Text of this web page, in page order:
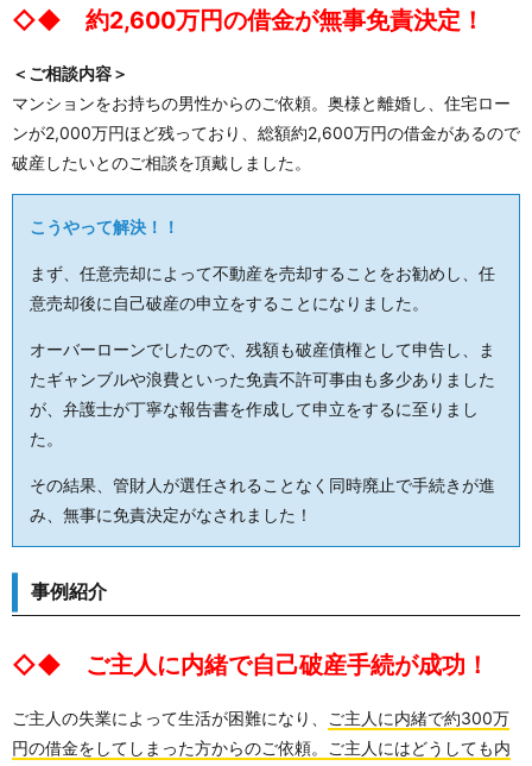
◇◆ 約2,600万円の借金が無事免責決定！
＜ご相談内容＞
マンションをお持ちの男性からのご依頼。奥様と離婚し、住宅ロー
ンが2,000万円ほど残っており、総額約2,600万円の借金があるので
破産したいとのご相談を頂戴しました。
こうやって解決！！
まず、任意売却によって不動産を売却することをお勧めし、任
意売却後に自己破産の申立をすることになりました。
オーバーローンでしたので、残額も破産債権として申告し、ま
たギャンブルや浪費といった免責不許可事由も多少ありました
が、弁護士が丁寧な報告書を作成して申立をするに至りまし
た。
その結果、管財人が選任されることなく同時廃止で手続きが進
み、無事に免責決定がなされました！
事例紹介
◇◆ ご主人に内緒で自己破産手続が成功！
ご主人の失業によって生活が困難になり、 ご主人に内緒で約300万
円の借金をしてしまった方からのご依頼。ご主人にはどうしても内